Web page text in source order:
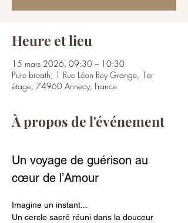
Heure et lieu
15 mars 2026, 09:30 – 10:30
Pure breath, 1 Rue Léon Rey Grange, 1er
étage, 74960 Annecy, France
À propos de l'événement
Un voyage de guérison au
cœur de l’Amour
Imagine un instant...
Un cercle sacré réuni dans la douceur